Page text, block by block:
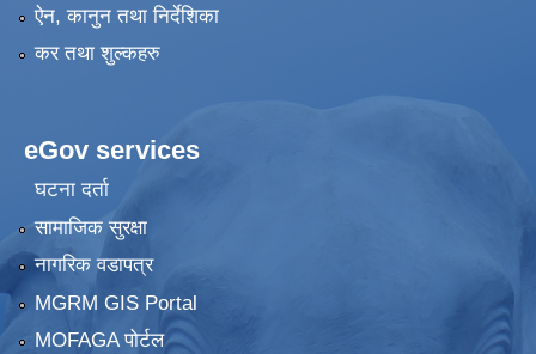
ऐन, कानुन तथा निर्देशिका
कर तथा शुल्कहरु
eGov services
घटना दर्ता
सामाजिक सुरक्षा
नागरिक वडापत्र
MGRM GIS Portal
MOFAGA पोर्टल